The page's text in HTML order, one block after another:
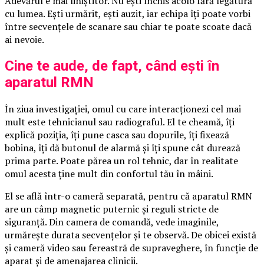
cu lumea. Ești urmărit, ești auzit, iar echipa îți poate vorbi
între secvențele de scanare sau chiar te poate scoate dacă
ai nevoie.
Cine te aude, de fapt, când ești în
aparatul RMN
În ziua investigației, omul cu care interacționezi cel mai
mult este tehnicianul sau radiograful. El te cheamă, îți
explică poziția, îți pune casca sau dopurile, îți fixează
bobina, îți dă butonul de alarmă și îți spune cât durează
prima parte. Poate părea un rol tehnic, dar în realitate
omul acesta ține mult din confortul tău în mâini.
El se află într-o cameră separată, pentru că aparatul RMN
are un câmp magnetic puternic și reguli stricte de
siguranță. Din camera de comandă, vede imaginile,
urmărește durata secvențelor și te observă. De obicei există
și cameră video sau fereastră de supraveghere, în funcție de
aparat și de amenajarea clinicii.